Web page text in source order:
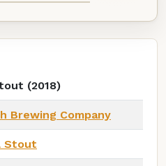
(2018)
Brewing Company
Stout